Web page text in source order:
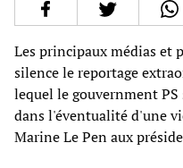
Les principaux médias et
silence le reportage
lequel le gouvernment
dans l'éventualité d'une
Marine Le Pen aux